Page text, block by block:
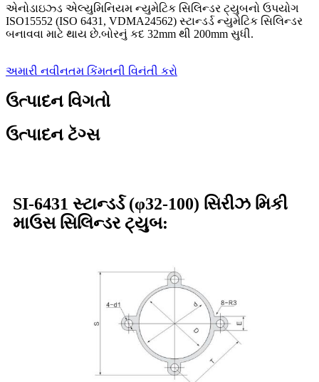
એનોડાઇઝ્ડ એલ્યુમિનિયમ ન્યુમેટિક સિલિન્ડર ટ્યુબનો ઉપયોગ
ISO15552 (ISO 6431, VDMA24562) સ્ટાન્ડર્ડ ન્યુમેટિક સિલિન્ડર
બનાવવા માટે થાય છે.બોરનું કદ 32mm થી 200mm સુધી.
અમારી નવીનતમ કિંમતની વિનંતી કરો
ઉત્પાદન વિગતો
ઉત્પાદન ટૅગ્સ
SI-6431 સ્ટાન્ડર્ડ (φ32-100) સિરીઝ મિકી
માઉસ સિલિન્ડર ટ્યુબ: